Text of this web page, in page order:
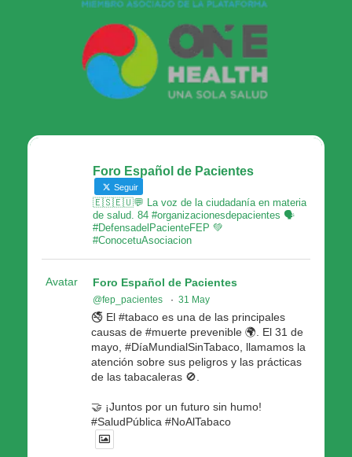
Foro Español de Pacientes
Seguir
🇪🇸🇪🇺💬 La voz de la ciudadanía en materia
de salud. 84 #organizacionesdepacientes 🗣
#DefensadelPacienteFEP 💚
#ConocetuAsociacion
Avatar Foro Español de Pacientes
@fep_pacientes · 31 May
🚭 El #tabaco es una de las principales
causas de #muerte prevenible 🌍. El 31 de
mayo, #DíaMundialSinTabaco, llamamos la
atención sobre sus peligros y las prácticas
de las tabacaleras 🚫.
🤝 ¡Juntos por un futuro sin humo!
#SaludPública #NoAlTabaco